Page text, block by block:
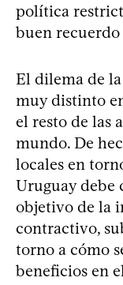
política
buen recuerdo
El dilema de la
muy distinto
el resto de las
mundo. De
locales en
Uruguay
objetivo de la
contractivo,
torno a cómo
beneficios en